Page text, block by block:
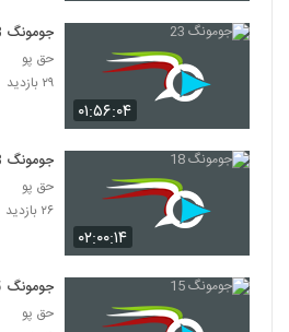
۰۱:۵۶:۰۴
جومونگ 23
حق پو
۲۹ بازدید
۰۲:۰۰:۱۴
جومونگ 18
حق پو
۲۶ بازدید
جومونگ 15
حق پو